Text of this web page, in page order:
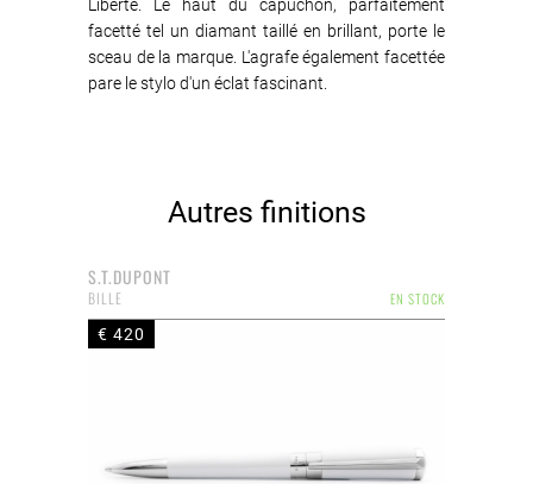
Liberté. Le haut du capuchon, parfaitement
facetté tel un diamant taillé en brillant, porte le
sceau de la marque. L'agrafe également facettée
pare le stylo d'un éclat fascinant.
Autres finitions
S.T.DUPONT
EN STOCK
BILLE
€ 420